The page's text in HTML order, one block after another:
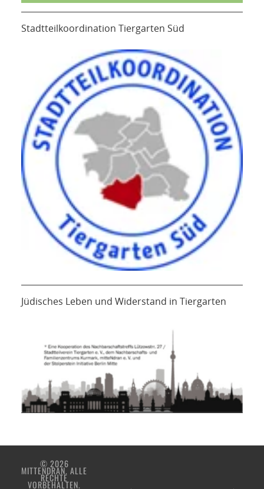
Stadtteilkoordination Tiergarten Süd
Jüdisches Leben und Widerstand in Tiergarten
© 2026
MITTENDRAN. ALLE
RECHTE
VORBEHALTEN.